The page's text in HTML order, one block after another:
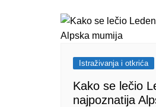
Istraživanja i otkrića
Kako se lečio
najpoznatija